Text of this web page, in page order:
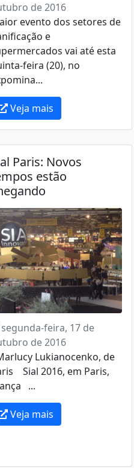
de 2016
evento dos setores de
e
vai até esta
feira (20), no
Veja mais
Paris: Novos
estão
segunda-feira, 17 de
de 2016
Lukianocenko, de
Sial 2016, em Paris,
...
Veja mais